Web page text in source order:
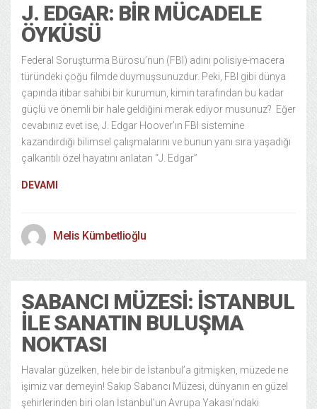
J. EDGAR: BIR MÜCADELE
ÖYKÜSÜ
Federal Soruşturma Bürosu’nun (FBI) adını polisiye-macera
türündeki çoğu filmde duymuşsunuzdur. Peki, FBI gibi dünya
çapında itibar sahibi bir kurumun, kimin tarafından bu kadar
güçlü ve önemli bir hale geldiğini merak ediyor musunuz? Eğer
cevabınız evet ise, J. Edgar Hoover’ın FBI sistemine
kazandırdığı bilimsel çalışmalarını ve bunun yanı sıra yaşadığı
çalkantılı özel hayatını anlatan “J. Edgar”
DEVAMI
Melis Kümbetlioğlu
SABANCI MÜZESI: İSTANBUL
ILE SANATIN BULUŞMA
NOKTASI
Havalar güzelken, hele bir de İstanbul’a gitmişken, müzede ne
işimiz var demeyin! Sakıp Sabancı Müzesi, dünyanın en güzel
şehirlerinden biri olan İstanbul’un Avrupa Yakası’ndaki